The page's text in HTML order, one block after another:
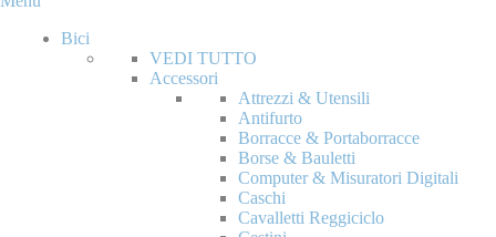
Bici
VEDI TUTTO
Accessori
Attrezzi & Utensili
Antifurto
Borracce & Portaborracce
Borse & Bauletti
Computer & Misuratori Digitali
Caschi
Cavalletti Reggiciclo